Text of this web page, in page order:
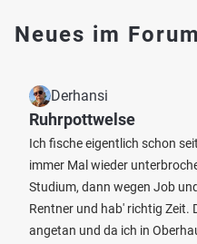
Neues im Forum
Derhansi
Ruhrpottwelse
Ich fische eigentlich schon
immer Mal wieder
Studium, dann wegen Job
Rentner und hab' richtig Zeit.
angetan und da ich in